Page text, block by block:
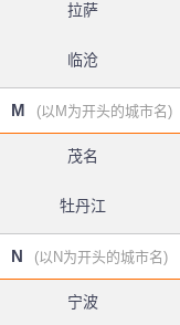
拉萨
临沧
M (以M为开头的城市名)
茂名
牡丹江
N (以N为开头的城市名)
宁波